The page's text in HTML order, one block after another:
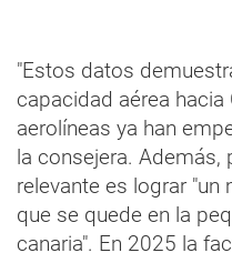
"Estos datos
capacidad aérea hacia
aerolíneas ya han
la consejera. Además,
relevante es lograr
que se quede en la
canaria". En 2025 la